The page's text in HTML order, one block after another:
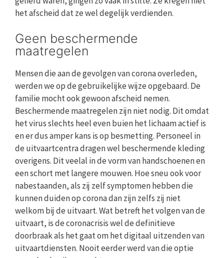
het afscheid dat ze wel degelijk verdienden.
Geen beschermende
maatregelen
Mensen die aan de gevolgen van corona overleden,
werden we op de gebruikelijke wijze opgebaard. De
familie mocht ook gewoon afscheid nemen.
Beschermende maatregelen zijn niet nodig. Dit omdat
het virus slechts heel even buien het lichaam actief is
en er dus amper kans is op besmetting. Personeel in
de uitvaartcentra dragen wel beschermende kleding
overigens. Dit veelal in de vorm van handschoenen en
een schort met langere mouwen. Hoe sneu ook voor
nabestaanden, als zij zelf symptomen hebben die
kunnen duiden op corona dan zijn zelfs zij niet
welkom bij de uitvaart. Wat betreft het volgen van de
uitvaart, is de coronacrisis wel de definitieve
doorbraak als het gaat om het digitaal uitzenden van
uitvaartdiensten. Nooit eerder werd van die optie